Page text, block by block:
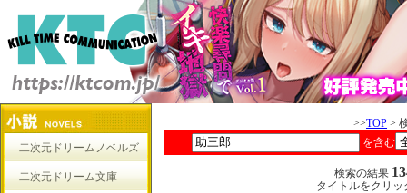
二次元ドリームノベルズ
二次元ドリーム文庫
>>TOP >
を含む
検索の結果
タイトルをクリ